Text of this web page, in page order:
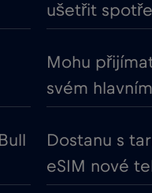
ušetřit
Mohu
svém
Dostanu s
eSIM nové